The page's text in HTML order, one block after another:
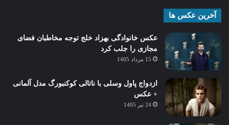
آخرین عکس ها
عکس خانوادگی بهزاد خلج توجه مخاطبان فضای
مجازی را جلب کرد
15 مرداد 1405
ازدواج پاول وسلی با ناتالی کوکنبورگ مدل آلمانی
+ عکس
24 تیر 1405